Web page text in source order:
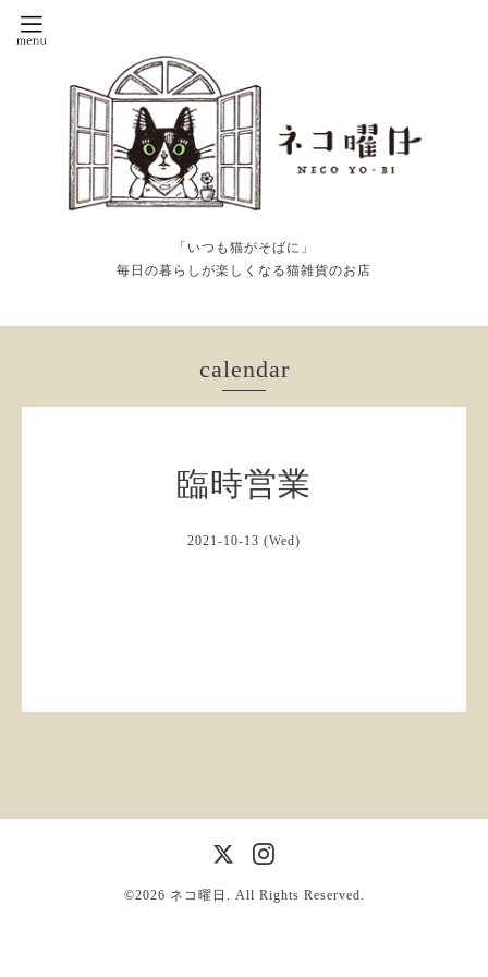
「いつも猫がそばに」
毎日の暮らしが楽しくなる猫雑貨のお店
calendar
臨時営業
2021-10-13 (Wed)
©2026 ネコ曜日 . All Rights Reserved.